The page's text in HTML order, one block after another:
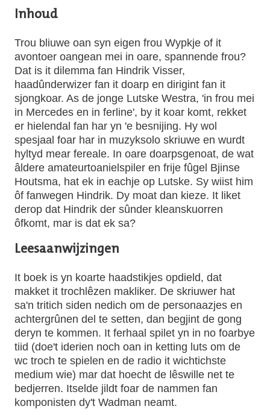
Inhoud
Trou bliuwe oan syn eigen frou Wypkje of it
avontoer oangean mei in oare, spannende frou?
Dat is it dilemma fan Hindrik Visser,
haadûnderwizer fan it doarp en dirigint fan it
sjong­koar. As de jonge Lutske Westra, 'in frou mei
in Mercedes en in ferline', by it koar komt, rekket
er hielendal fan har yn 'e besnijing. Hy wol
spesjaal foar har in muzyksolo skriuwe en wurdt
hyltyd mear fereale. In oare doarpsgenoat, de wat
âldere amateurtoanielspiler en frije fûgel Bjinse
Houtsma, hat ek in eachje op Lutske. Sy wiist him
ôf fanwegen Hindrik. Dy moat dan kieze. It liket
derop dat Hindrik der sûnder kleanskuorren
ôfkomt, mar is dat ek sa?
Leesaanwijzingen
It boek is yn koarte haadstikjes opdield, dat
makket it trochlêzen makliker. De skriuwer hat
sa'n tritich siden nedich om de personaazjes en
achtergrûnen del te setten, dan begjint de gong
deryn te kommen. It ferhaal spilet yn in no foarbye
tiid (doe't iderien noch oan in ketting luts om de
wc troch te spielen en de radio it wichtichste
medium wie) mar dat hoecht de lêswille net te
bedjerren. Itselde jildt foar de nammen fan
komponisten dy't Wadman neamt.